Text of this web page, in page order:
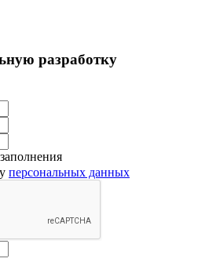
разработку
персональных данных